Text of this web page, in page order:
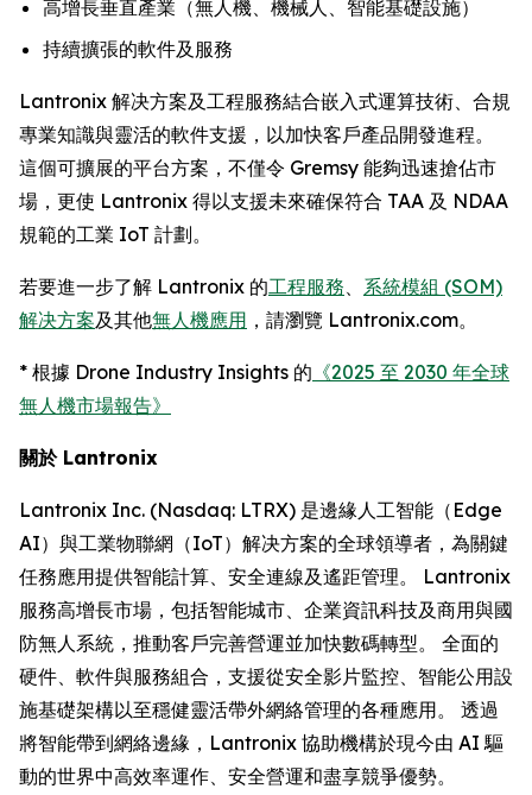
高增長垂直產業（無人機、機械人、智能基礎設施）
持續擴張的軟件及服務
Lantronix 解决方案及工程服務結合嵌入式運算技術、合規
專業知識與靈活的軟件支援，以加快客戶產品開發進程。
這個可擴展的平台方案，不僅令 Gremsy 能夠迅速搶佔市
場，更使 Lantronix 得以支援未來確保符合 TAA 及 NDAA
規範的工業 IoT 計劃。
若要進一步了解 Lantronix 的工程服務
系統模組 (SOM)
解决方案及其他無人機應用 ，請瀏覽 Lantronix.com。
* 根據 Drone Industry Insights 的 《2025 至 2030 年全球
無人機市場報告》
關於 Lantronix
Lantronix Inc. (Nasdaq: LTRX) 是邊緣人工智能（Edge
AI）與工業物聯網（IoT）解决方案的全球領導者，為關鍵
任務應用提供智能計算、安全連線及遙距管理。 Lantronix
服務高增長市場，包括智能城市、企業資訊科技及商用與國
防無人系統，推動客戶完善營運並加快數碼轉型。 全面的
硬件、軟件與服務組合，支援從安全影片監控、智能公用設
施基礎架構以至穩健靈活帶外網絡管理的各種應用。 透過
將智能帶到網絡邊緣，Lantronix 協助機構於現今由 AI 驅
動的世界中高效率運作、安全營運和盡享競爭優勢。